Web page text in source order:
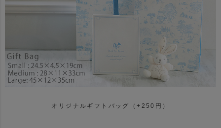
オリジナルギフトバッグ（+250円）